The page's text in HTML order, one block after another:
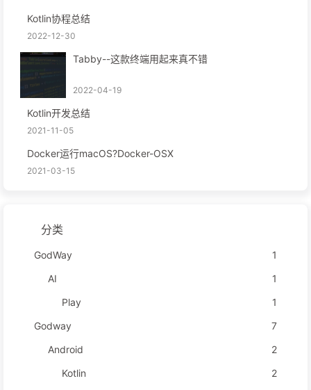
Kotlin协程总结
2022-12-30
Tabby--这款终端用起来真不错
2022-04-19
Kotlin开发总结
2021-11-05
Docker运行macOS?Docker-OSX
2021-03-15
分类
GodWay
1
AI
1
Play
1
Godway
7
Android
2
Kotlin
2